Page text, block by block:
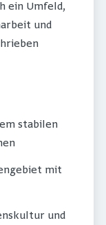
ein Umfeld,
und
stabilen
mit
und